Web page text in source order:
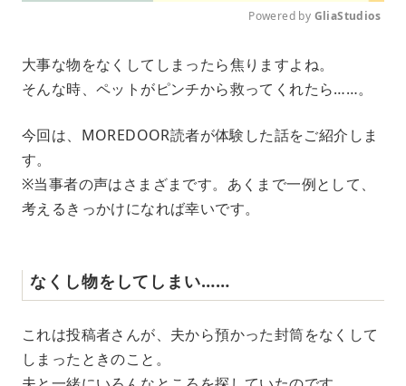
u
t
Powered by GliaStudios
大事な物をなくしてしまったら焦りますよね。
そんな時、ペットがピンチから救ってくれたら……。
今回は、MOREDOOR読者が体験した話をご紹介しま
す。
※当事者の声はさまざまです。あくまで一例として、
考えるきっかけになれば幸いです。
なくし物をしてしまい……
これは投稿者さんが、夫から預かった封筒をなくして
しまったときのこと。